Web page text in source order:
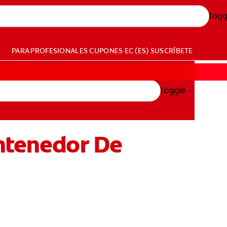
PARA PROFESIONALESCUPONES EC (ES) SUSCRÍBETE
Toggle
De